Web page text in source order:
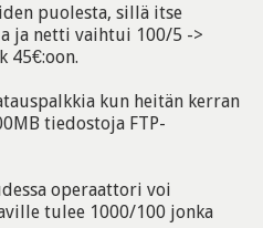
puolesta, sillä itse
ja netti vaihtui 100/5 ->
45€:oon.
kun heitän kerran
tiedostoja FTP-
operaattori voi
tulee 1000/100 jonka